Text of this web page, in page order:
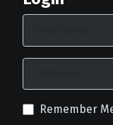
Password
Remember